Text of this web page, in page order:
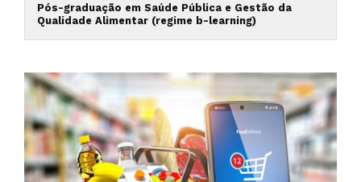
Pós-graduação em Saúde Pública e Gestão da
Qualidade Alimentar (regime b-learning)